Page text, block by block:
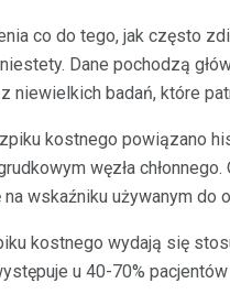
co do tego, jak często
Dane pochodzą
niewielkich badań, które
kostnego powiązano
węzła
wskaźniku używanym do
kostnego wydają się
u 40-70%